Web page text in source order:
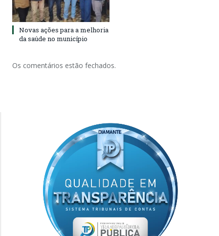
Novas ações para a melhoria
da saúde no município
Os comentários estão fechados.